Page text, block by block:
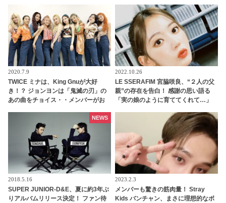
成熟した価値観を告白
2020.7.9
TWICE ミナは、King Gnuが大好
き！？ ジョンヨンは「鬼滅の刃」の
あの曲をチョイス・・メンバーがお
2022.10.26
LE SSERAFIM 宮脇咲良、“２人の父
親”の存在を告白！ 感謝の思い語る
「実の娘のように育ててくれて…」
ティブな話題にも臆せず堂々とした
姿を見せる彼女に称賛の声
2018.5.16
SUPER JUNIOR-D&E、夏に約3年ぶ
りアルバムリリース決定！ ファン待
NEWS
2023.2.3
メンバーも驚きの筋肉量！ Stray
Kids バンチャン、まさに理想的なボ